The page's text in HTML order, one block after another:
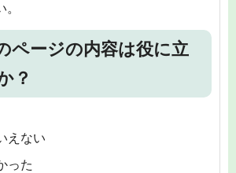
ページの内容は役に立
？
えない
った